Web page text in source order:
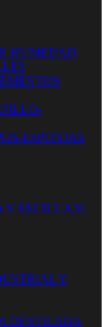
HUMEDAD
ESPONJAS
Y RECICLAJE
Y
DESTILADA